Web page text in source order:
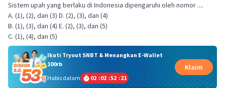
Sistem upah yang berlaku di Indonesia dipengaruhi oleh nomor ....
A. (1), (2), dan (3) D. (2), (3), dan (4)
B. (1), (3), dan (4) E. (2), (3), dan (5)
C. (1), (4), dan (5)
Ikuti Tryout SNBT & Menangkan E-Wallet
100rb
Habis dalam
02 :02 :52 :21
Klaim